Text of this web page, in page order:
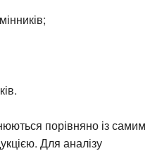
порівняно із самим
Для аналізу